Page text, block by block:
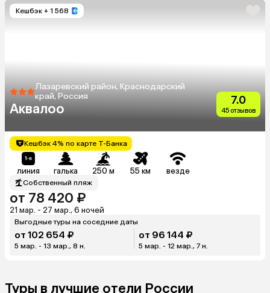
Кешбэк + 1 568
Лазаревский район, Краснодарский
край, Россия
Аквалоо
7.0
45 отзывов
Кешбэк 4% по карте Т-Банка
линия галька 250 м 55 км везде
Собственный пляж
от 78 420 ₽
21 мар. - 27 мар., 6 ночей
Выгодные туры на соседние даты
от 102 654 ₽
5 мар. - 13 мар., 8 н.
от 96 144 ₽
5 мар. - 12 мар., 7 н.
Туры в лучшие отели России